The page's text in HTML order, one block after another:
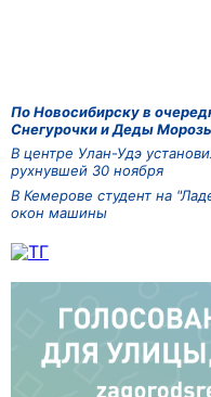
По Новосибирску в
Снегурочки и Деды
В центре Улан-Удэ
рухнувшей 30 ноября
В Кемерове студент на
окон машины